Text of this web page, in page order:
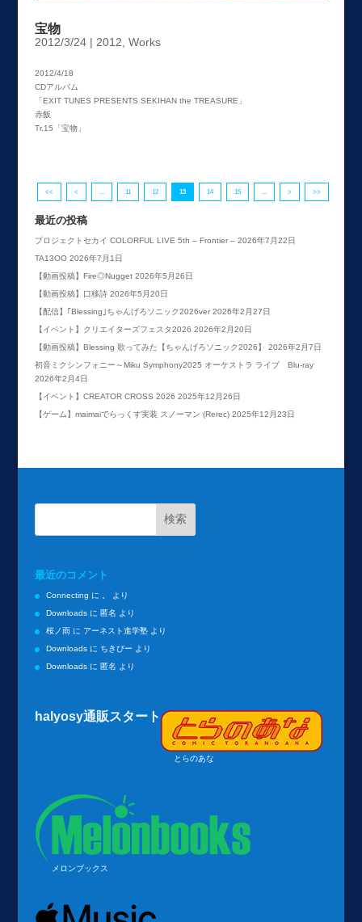
宝物
2012/3/24| 2012, Works
2012/4/18
CDアルバム
「EXIT TUNES PRESENTS SEKIHAN the TREASURE」
赤飯
Tr.15「宝物」
<< < ... 11 12 13 14 15 ... > >>
最近の投稿
プロジェクトセカイ COLORFUL LIVE 5th – Frontier – 2026年7月22日
TA13OO 2026年7月1日
【動画投稿】Fire◎Nugget 2026年5月26日
【動画投稿】口移詩 2026年5月20日
【配信】｢Blessing｣ちゃんげろソニック2026ver 2026年2月27日
【イベント】クリエイターズフェスタ2026 2026年2月20日
【動画投稿】Blessing 歌ってみた【ちゃんげろソニック2026】
2026年2月7日
初音ミクシンフォニー～Miku Symphony2025 オーケストラ ライブ Blu-ray
2026年2月4日
【イベント】CREATOR CROSS 2026 2025年12月26日
【ゲーム】maimaiでらっくす実装 スノーマン (Rerec) 2025年12月23日
最近のコメント
Connecting に
より
Downloadsに 匿名 より
桜ノ雨に アーネスト進学塾より
Downloadsに ちきぴー より
Downloadsに 匿名 より
halyosy通販スタート
とらのあな
メロンブックス